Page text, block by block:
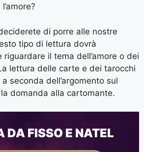
di porre alle nostre
tipo di lettura dovrà
riguardare il tema dell’amore o dei
lettura delle carte e dei tarocchi
seconda dell’argomento sul
domanda alla cartomante.
DA FISSO E NATEL